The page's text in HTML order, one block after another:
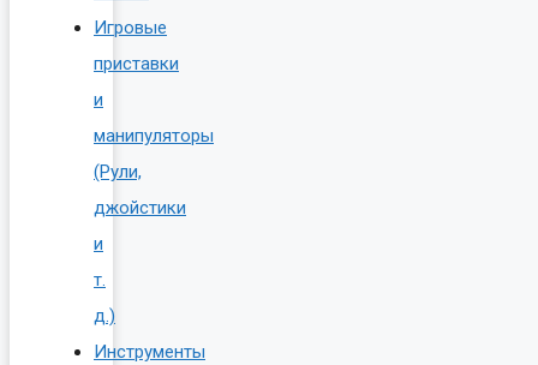
Игровые
приставки
и
манипуляторы
(Рули,
джойстики
и
т.
д.)
Инструменты